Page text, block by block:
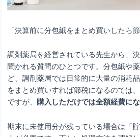
「決算前に分包紙をまとめ買いしたら
調剤薬局を経営されている先生から、
聞かれる質問のひとつです。分包紙や
ど、調剤薬局では日常的に大量の消耗
をまとめ買いすれば節税になるのでは
ですが、購入しただけでは全額経費にな
期末に未使用分が残っている場合は「